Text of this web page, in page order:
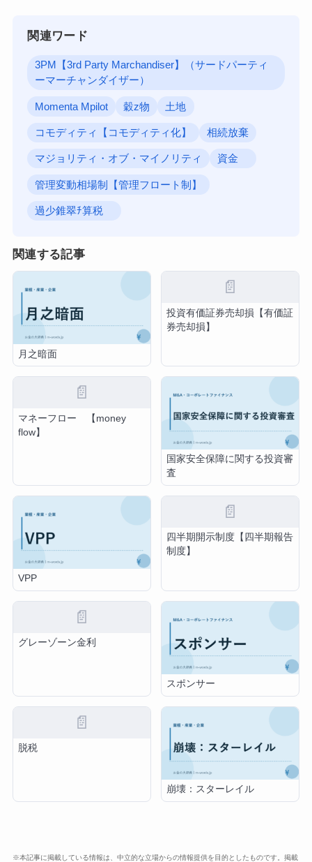
関連ワード
3PM【3rd Party Marchandiser】（サードパーティ
ーマーチャンダイザー）
Momenta Mpilot 穀z物 土地
コモディティ【コモディティ化】 相続放棄
マジョリティ・オブ・マイノリティ 資金
管理変動相場制【管理フロート制】
過少錐翠ﾁ算税
関連する記事
月之暗面
📄
投資有価証券売却損【有価証
券売却損】
📄
マネーフロー 【money
flow】
国家安全保障に関する投資審
査
VPP
📄
四半期開示制度【四半期報告
制度】
📄
グレーゾーン金利
スポンサー
📄
脱税
崩壊：スターレイル
※本記事に掲載している情報は、中立的な立場からの情報提供を目的としたものです。掲載